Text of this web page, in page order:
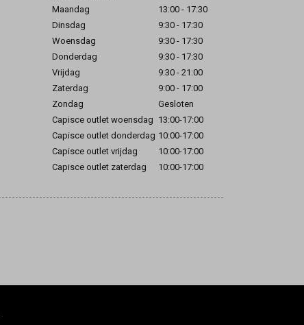
Maandag
13:00 - 17:30
Dinsdag
9:30 - 17:30
Woensdag
9:30 - 17:30
Donderdag
9:30 - 17:30
Vrijdag
9:30 - 21:00
Zaterdag
9:00 - 17:00
Zondag
Gesloten
Capisce outlet woensdag 13:00-17:00
Capisce outlet donderdag 10:00-17:00
Capisce outlet vrijdag
10:00-17:00
Capisce outlet zaterdag
10:00-17:00